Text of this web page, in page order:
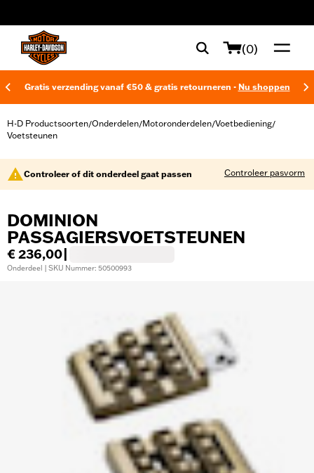
(0)
Gratis verzending vanaf €50 & gratis retourneren - Nu shoppen
H-D Productsoorten/Onderdelen/Motoronderdelen/Voetbediening/
Voetsteunen
Controleer of dit onderdeel gaat passen Controleer pasvorm
DOMINION
PASSAGIERSVOETSTEUNEN
€ 236,00
Onderdeel | SKU Nummer: 50500993